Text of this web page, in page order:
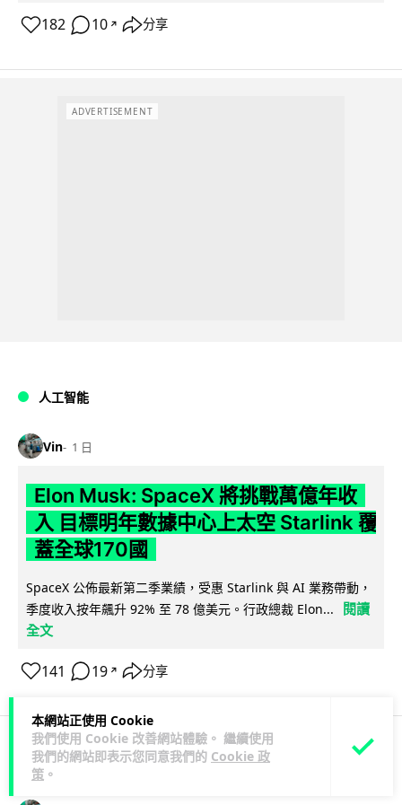
本網站正使用 Cookie
我們使用 Cookie 改善網站體驗。 繼續使用
我們的網站即表示您同意我們的 Cookie 政
策 。
182 10 ↗ 分享
ADVERTISEMENT
人工智能
Vin 1 日
Elon Musk: SpaceX 將挑戰萬億年收
入 目標明年數據中心上太空 Starlink 覆
蓋全球170國
SpaceX 公佈最新第二季業績，受惠 Starlink 與 AI 業務帶動，
季度收入按年飆升 92% 至 78 億美元。行政總裁 Elon...
閱讀
全文
141 19 ↗ 分享
人工智能